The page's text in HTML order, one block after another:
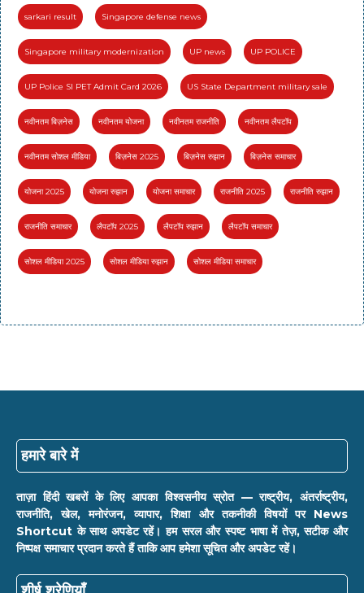
sarkari result Singapore defense news
Singapore military modernization UP news UP POLICE
UP Police SI PET Admit Card 2026 US State Department military sale
नवीनतम बिज़नेस नवीनतम योजना नवीनतम राजनीति नवीनतम लैपटॉप
नवीनतम सोशल मीडिया बिज़नेस 2025 बिज़नेस रुझान बिज़नेस समाचार
योजना 2025 योजना रुझान योजना समाचार राजनीति 2025 राजनीति रुझान
राजनीति समाचार लैपटॉप 2025 लैपटॉप रुझान लैपटॉप समाचार
सोशल मीडिया 2025 सोशल मीडिया रुझान सोशल मीडिया समाचार
हमारे बारे में
ताज़ा हिंदी खबरों के लिए आपका विश्वसनीय स्रोत — राष्ट्रीय, अंतर्राष्ट्रीय,
राजनीति, खेल, मनोरंजन, व्यापार, शिक्षा और तकनीकी विषयों पर News
Shortcut के साथ अपडेट रहें। हम सरल और स्पष्ट भाषा में तेज़, सटीक और
निष्पक्ष समाचार प्रदान करते हैं ताकि आप हमेशा सूचित और अपडेट रहें।